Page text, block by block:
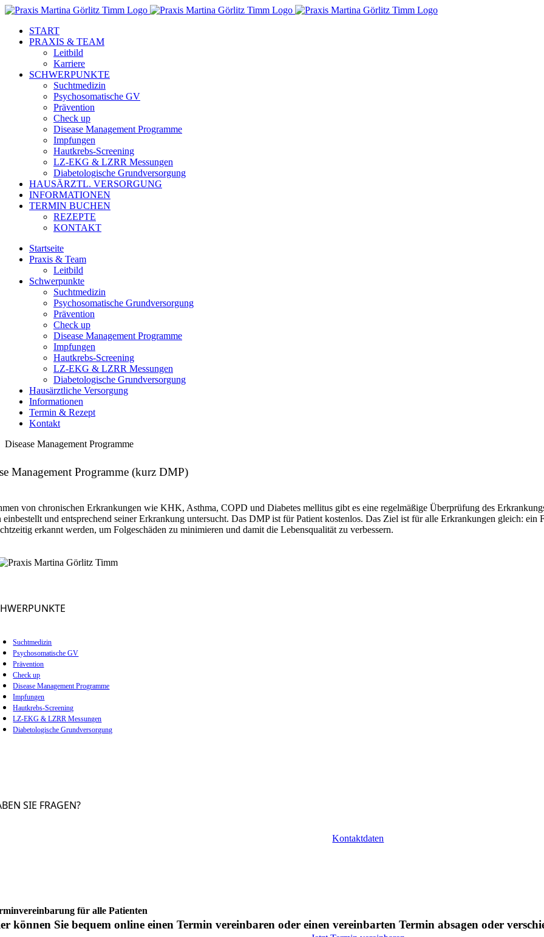
Zum
springenSTART
PRAXIS & TEAM
Leitbild
Karriere
SCHWERPUNKTE
Suchtmedizin
Psychosomatische GV
Prävention
Check up
Disease Management Programme
Impfungen
Hautkrebs-Screening
LZ-EKG & LZRR Messungen
Diabetologische Grundversorgung
HAUSÄRZTL. VERSORGUNG
INFORMATIONEN
TERMIN BUCHEN
REZEPTE
KONTAKT
Startseite
Praxis & Team
Leitbild
Schwerpunkte
Suchtmedizin
Psychosomatische Grundversorgung
Prävention
Check up
Disease Management Programme
Impfungen
Hautkrebs-Screening
LZ-EKG & LZRR Messungen
Diabetologische Grundversorgung
Hausärztliche Versorgung
Informationen
Termin & Rezept
Kontakt
Disease Management Programme
Management Programme (kurz DMP)
von chronischen Erkrankungen wie KHK, Asthma, COPD und Diabetes mellitus gibt es eine regelmäßige Überprüfung des
einbestellt und entsprechend seiner Erkrankung untersucht. Das DMP ist für Patient kostenlos. Das Ziel ist für alle Erkrankungen gleich: ein
erkannt werden, um Folgeschäden zu minimieren und damit die Lebensqualität zu verbessern.
Suchtmedizin
Psychosomatische GV
Prävention
Check up
Disease Management Programme
Impfungen
Hautkrebs-Screening
LZ-EKG & LZRR Messungen
Diabetologische Grundversorgung
SIE FRAGEN?
Kontaktdaten
für alle Patienten
können Sie bequem online einen Termin vereinbaren oder einen vereinbarten Termin absagen oder